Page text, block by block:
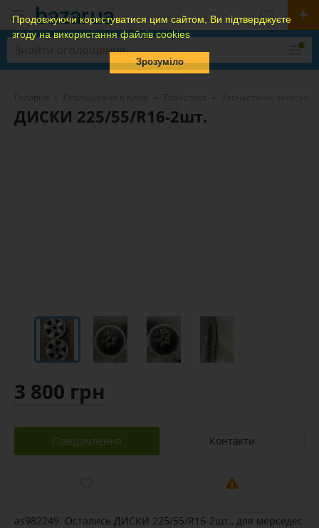
Продовжуючи користуватися цим сайтом, Ви підтверджуєте
згоду на використання файлів cookies
Зрозуміло
ДИСКИ 225/55/R16-2шт.
3 800 грн
Повідомлення Контакти
as982249. Остались ДИСКИ 225/55/R16-2шт., для мерседес